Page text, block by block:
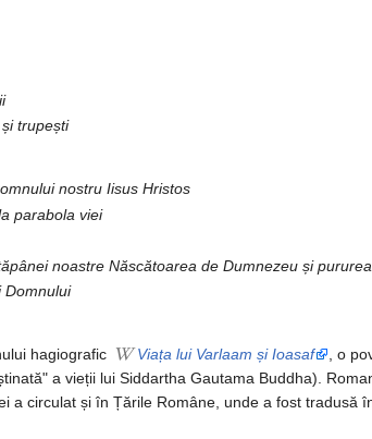
trupești
nostru Iisus Hristos
parabola viei
noastre Născătoarea de Dumnezeu și
Domnului
hagiografic
Viața lui Varlaam și Ioasaf
, o
a vieții lui Siddartha Gautama Buddha).
a circulat și în Țările Române, unde a fost